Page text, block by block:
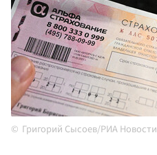
Григорий Сысоев/РИА Новости